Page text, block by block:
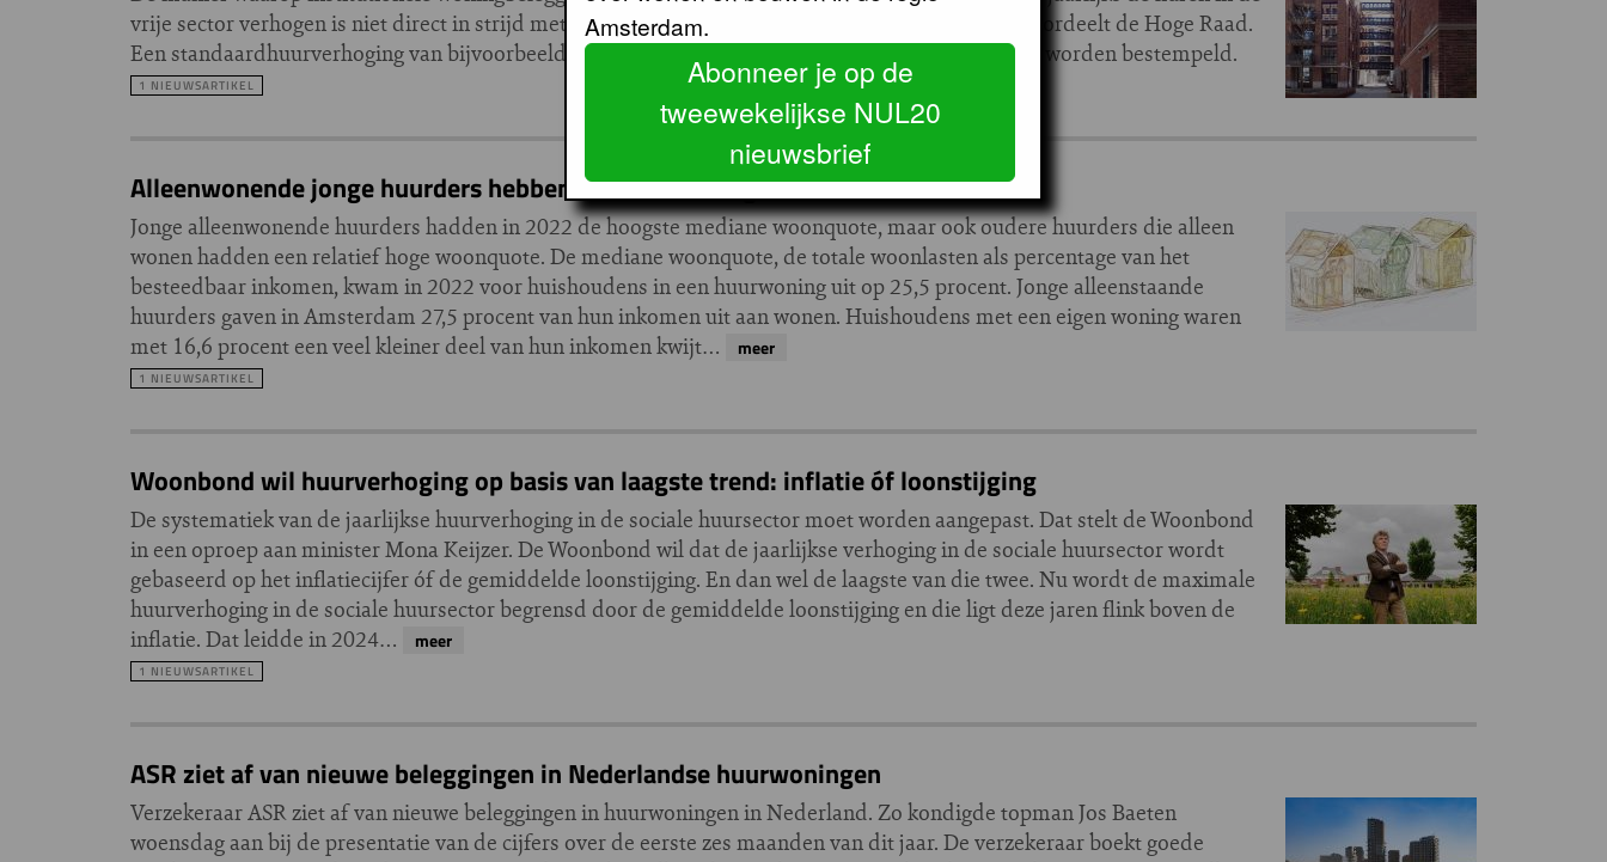
vrije sector verhogen is niet direct in strijd met Europese regels voor consumentenbescherming, oordeelt de Hoge Raad.
Een standaardhuurverhoging van bijvoorbeeld drie procent bovenop inflatie kan niet als oneerlijk worden bestempeld.
1 NIEUWSARTIKEL
Alleenwonende jonge huurders hebben relatief de hoogste woonlasten
Jonge alleenwonende huurders hadden in 2022 de hoogste mediane woonquote, maar ook oudere huurders die alleen
wonen hadden een relatief hoge woonquote. De mediane woonquote, de totale woonlasten als percentage van het
besteedbaar inkomen, kwam in 2022 voor huishoudens in een huurwoning uit op 25,5 procent. Jonge alleenstaande
huurders gaven in Amsterdam 27,5 procent van hun inkomen uit aan wonen. Huishoudens met een eigen woning waren
met 16,6 procent een veel kleiner deel van hun inkomen kwijt…
meer
1 NIEUWSARTIKEL
Woonbond wil huurverhoging op basis van laagste trend: inflatie óf loonstijging
De systematiek van de jaarlijkse huurverhoging in de sociale huursector moet worden aangepast. Dat stelt de Woonbond
in een oproep aan minister Mona Keijzer. De Woonbond wil dat de jaarlijkse verhoging in de sociale huursector wordt
gebaseerd op het inflatiecijfer óf de gemiddelde loonstijging. En dan wel de laagste van die twee. Nu wordt de maximale
huurverhoging in de sociale huursector begrensd door de gemiddelde loonstijging en die ligt deze jaren flink boven de
inflatie. Dat leidde in 2024…
meer
1 NIEUWSARTIKEL
ASR ziet af van nieuwe beleggingen in Nederlandse huurwoningen
Verzekeraar ASR ziet af van nieuwe beleggingen in huurwoningen in Nederland. Zo kondigde topman Jos Baeten
woensdag aan bij de presentatie van de cijfers over de eerste zes maanden van dit jaar. De verzekeraar boekt goede
Amsterdam.
Abonneer je op de
tweewekelijkse NUL20
nieuwsbrief